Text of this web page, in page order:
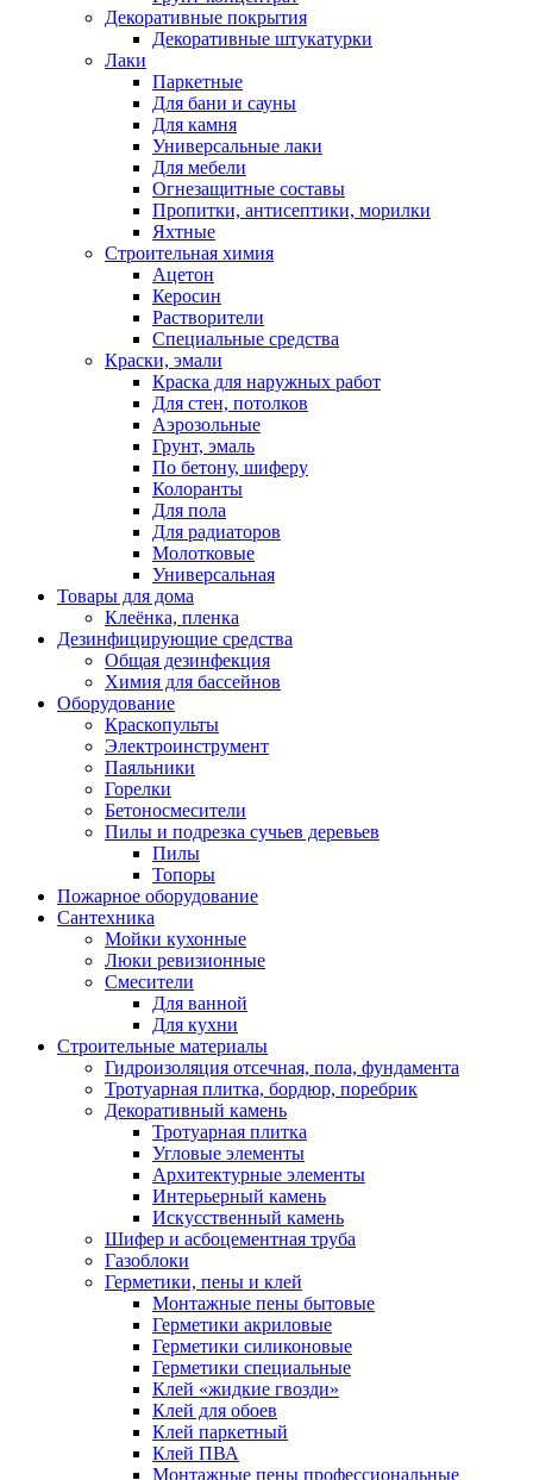
Декоративные покрытия
Декоративные штукатурки
Лаки
Паркетные
Для бани и сауны
Для камня
Универсальные лаки
Для мебели
Огнезащитные составы
Пропитки, антисептики, морилки
Яхтные
Строительная химия
Ацетон
Керосин
Растворители
Специальные средства
Краски, эмали
Краска для наружных работ
Для стен, потолков
Аэрозольные
Грунт, эмаль
По бетону, шиферу
Колоранты
Для пола
Для радиаторов
Молотковые
Универсальная
Товары для дома
Клеёнка, пленка
Дезинфицирующие средства
Общая дезинфекция
Химия для бассейнов
Оборудование
Краскопульты
Электроинструмент
Паяльники
Горелки
Бетоносмесители
Пилы и подрезка сучьев деревьев
Пилы
Топоры
Пожарное оборудование
Сантехника
Мойки кухонные
Люки ревизионные
Смесители
Для ванной
Для кухни
Строительные материалы
Гидроизоляция отсечная, пола, фундамента
Тротуарная плитка, бордюр, поребрик
Декоративный камень
Тротуарная плитка
Угловые элементы
Архитектурные элементы
Интерьерный камень
Искусственный камень
Шифер и асбоцементная труба
Газоблоки
Герметики, пены и клей
Монтажные пены бытовые
Герметики акриловые
Герметики силиконовые
Герметики специальные
Клей «жидкие гвозди»
Клей для обоев
Клей паркетный
Клей ПВА
Монтажные пены профессиональные